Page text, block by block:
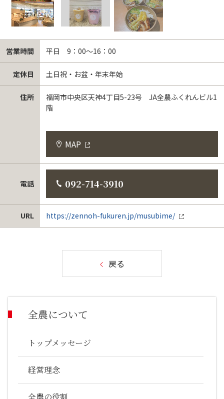
営業時間 平日 9：00～16：00
定休日 土日祝・お盆・年末年始
住所
福岡市中央区天神4丁目5-23号 JA全農ふくれんビル1
階
MAP
電話 092-714-3910
URL https://zennoh-fukuren.jp/musubime/
戻る
全農について
トップメッセージ
経営理念
全農の役割